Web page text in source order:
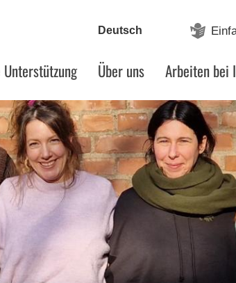
Über uns Arbeiten bei